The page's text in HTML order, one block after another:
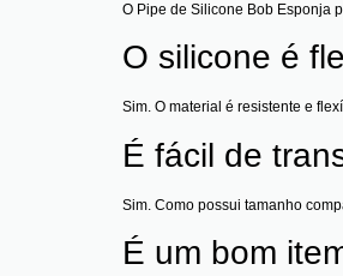
O Pipe de Silicone Bob Esponja
O silicone é
Sim. O material é resistente e
É fácil de
Sim. Como possui tamanho
É um bom